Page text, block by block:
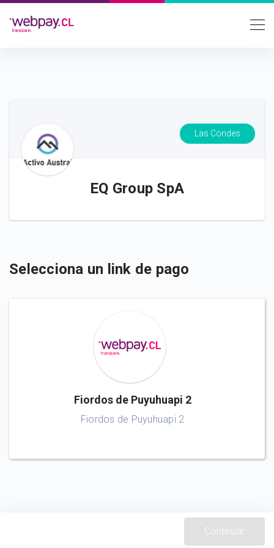
Las Condes
EQ Group SpA
Selecciona un link de pago
Fiordos de Puyuhuapi 2
Fiordos de Puyuhuapi 2
Continuar